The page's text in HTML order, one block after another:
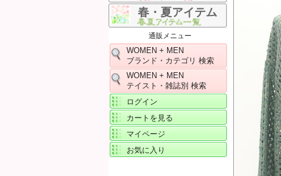
春・夏アイテム
通販メニュー
WOMEN + MEN
ブランド・カテゴリ 検索
WOMEN + MEN
テイスト・雑誌別 検索
ログイン
カートを見る
マイページ
お気に入り